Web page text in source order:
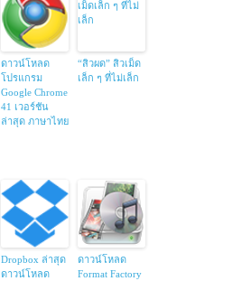
ดาวน์โหลด
โปรแกรม
Google Chrome
41 เวอร์ชัน
ล่าสุด ภาษาไทย
“สิวผด” สิวเม็ด
เล็ก ๆ ที่ไม่เล็ก
Dropbox ล่าสุด
ดาวน์โหลด
ดาวน์โหลด
Format Factory